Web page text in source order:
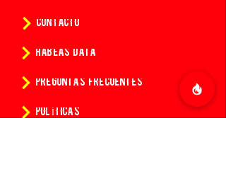
CONTACTO
HABEAS DATA
PREGUNTAS FRECUENTES
POLÍTICAS